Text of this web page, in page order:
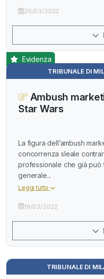
26/03/2022
TRIBUNALE DI
Evidenza
Ambush
Star Wars
La figura dell’ambush
concorrenza sleale
professionale che già può
generale...
Leggi tutto
19/03/2022
TRIBUNALE DI